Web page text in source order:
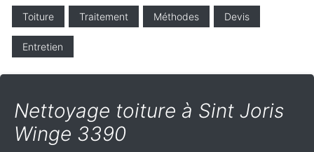
Toiture Traitement Méthodes Devis
Entretien
Nettoyage toiture à Sint Joris
Winge 3390